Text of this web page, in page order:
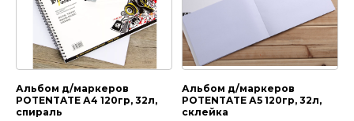
Альбом д/маркеров
POTENTATE А4 120гр, 32л,
спираль
Альбом д/маркеров
POTENTATE А5 120гр, 32л,
склейка